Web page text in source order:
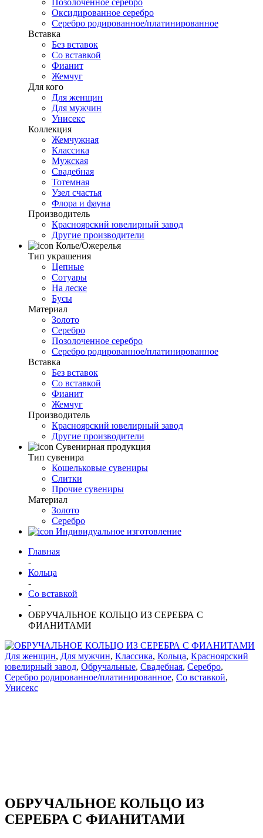
Позолоченное серебро
Оксидированное серебро
Серебро родированное/платинированное
Вставка
Без вставок
Со вставкой
Фианит
Жемчуг
Для кого
Для женщин
Для мужчин
Унисекс
Коллекция
Жемчужная
Классика
Мужская
Свадебная
Тотемная
Узел счастья
Флора и фауна
Производитель
Красноярский ювелирный завод
Другие производители
Колье/Ожерелья
Тип украшения
Цепные
Сотуары
На леске
Бусы
Материал
Золото
Серебро
Позолоченное серебро
Серебро родированное/платинированное
Вставка
Без вставок
Со вставкой
Фианит
Жемчуг
Производитель
Красноярский ювелирный завод
Другие производители
Сувенирная продукция
Тип сувенира
Кошельковые сувениры
Слитки
Прочие сувениры
Материал
Золото
Серебро
Индивидуальное изготовление
Главная
-
Кольца
-
Со вставкой
-
ОБРУЧАЛЬНОЕ КОЛЬЦО ИЗ СЕРЕБРА С
ФИАНИТАМИ
Для женщин, Для мужчин, Классика, Кольца, Красноярский
ювелирный завод, Обручальные, Свадебная, Серебро,
Серебро родированное/платинированное, Со вставкой,
Унисекс
ОБРУЧАЛЬНОЕ КОЛЬЦО ИЗ
СЕРЕБРА С ФИАНИТАМИ